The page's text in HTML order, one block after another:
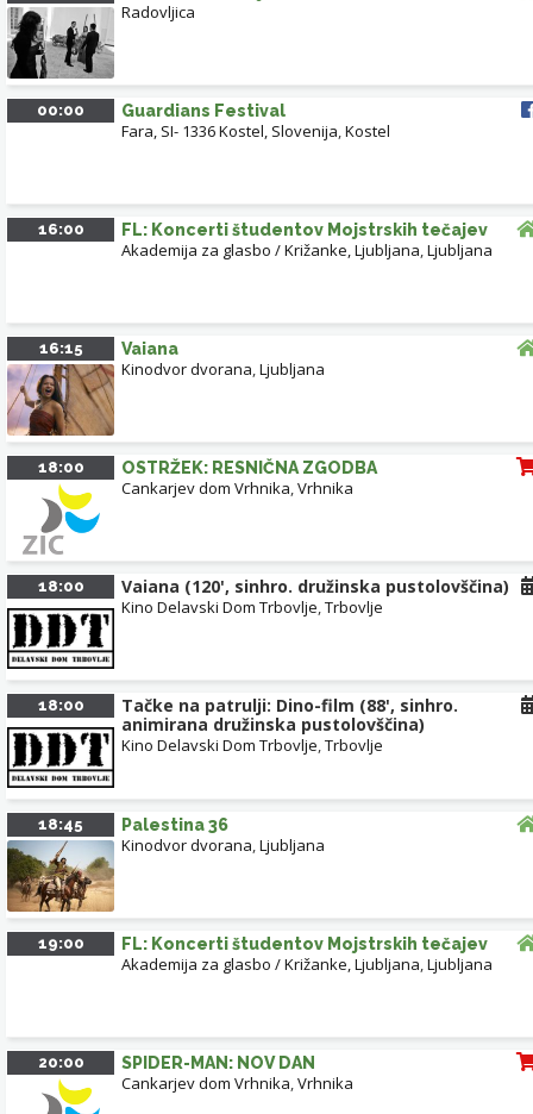
Radovljica
00:00 Guardians Festival
Fara, SI- 1336 Kostel, Slovenija,Kostel
16:00 FL: Koncerti študentov Mojstrskih tečajev
Akademija za glasbo / Križanke, Ljubljana,Ljubljana
16:15 Vaiana
Kinodvor dvorana,Ljubljana
18:00 OSTRŽEK: RESNIČNA ZGODBA
Cankarjev dom Vrhnika,Vrhnika
18:00 Vaiana (120', sinhro. družinska pustolovščina)
Kino Delavski Dom Trbovlje,Trbovlje
18:00
Tačke na patrulji: Dino-film (88', sinhro.
animirana družinska pustolovščina)
Kino Delavski Dom Trbovlje,Trbovlje
18:45 Palestina 36
Kinodvor dvorana,Ljubljana
19:00 FL: Koncerti študentov Mojstrskih tečajev
Akademija za glasbo / Križanke, Ljubljana,Ljubljana
20:00 SPIDER-MAN: NOV DAN
Cankarjev dom Vrhnika,Vrhnika